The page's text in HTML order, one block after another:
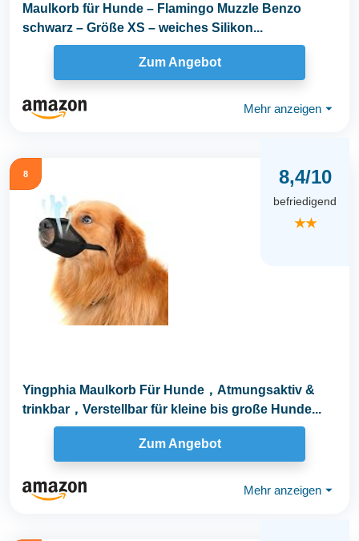
Maulkorb für Hunde – Flamingo Muzzle Benzo
schwarz – Größe XS – weiches Silikon...
Zum Angebot
Mehr anzeigen ⏷
8 8,4/10
befriedigend
★★
Yingphia Maulkorb Für Hunde，Atmungsaktiv &
trinkbar，Verstellbar für kleine bis große Hunde...
Zum Angebot
Mehr anzeigen ⏷